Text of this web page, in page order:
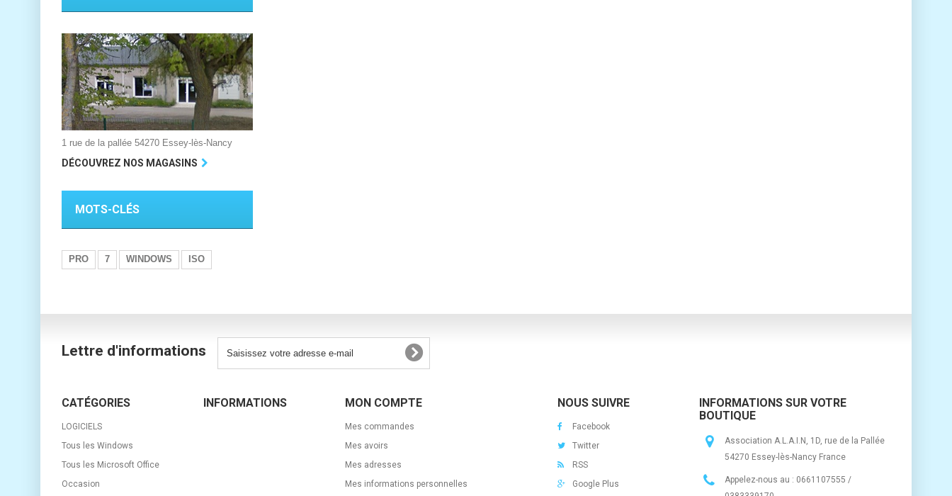
1 rue de la pallée 54270 Essey-lès-Nancy
DÉCOUVREZ NOS MAGASINS
MOTS-CLÉS
PRO 7 WINDOWS ISO
Lettre d'informations
CATÉGORIES
LOGICIELS
Tous les Windows
Tous les Microsoft Office
Occasion
INFORMATIONS MON COMPTE
Mes commandes
Mes avoirs
Mes adresses
Mes informations personnelles
NOUS SUIVRE
Facebook
Twitter
RSS
Google Plus
INFORMATIONS SUR VOTRE
BOUTIQUE
Association A.L.A.I.N, 1D, rue de la Pallée
54270 Essey-lès-Nancy France
Appelez-nous au : 0661107555 /